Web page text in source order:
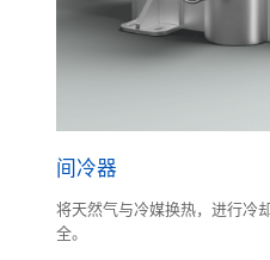
间冷器
将天然气与冷媒换热，进行冷
全。